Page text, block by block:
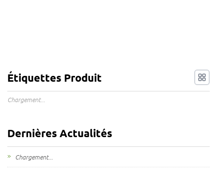
Étiquettes Produit
Chargement...
Dernières Actualités
Chargement...